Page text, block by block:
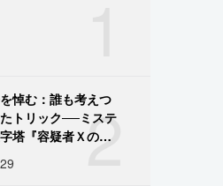
2
悼む：誰も考えつ
トリック──ミステ
塔『容疑者Ｘの献